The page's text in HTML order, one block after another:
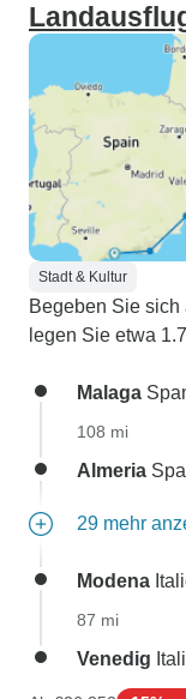
Stadt & Kultur
Begeben Sie sich
legen Sie etwa
Malaga
108 mi
Almeria
29 mehr
Modena
87 mi
Venedig